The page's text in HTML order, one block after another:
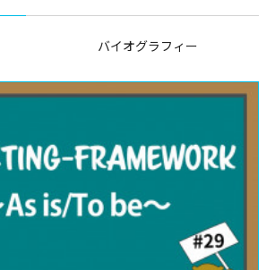
バイオグラフィー